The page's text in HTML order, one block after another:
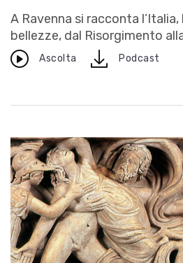
A Ravenna si racconta
bellezze, dal Risorgimento
Ascolta downloadPodcast